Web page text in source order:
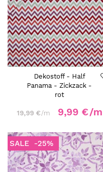
Dekostoff - Half
Panama - Zickzack -
rot
19,99 €/m 9,99 €/m
SALE -25%